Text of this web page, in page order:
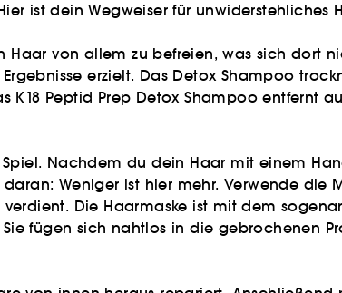
ist dein Wegweiser für unwiderstehliches
Haar von allem zu befreien, was sich dort
erzielt. Das Detox Shampoo
Peptid Prep Detox Shampoo entfernt
Nachdem du dein Haar mit einem
Weniger ist hier mehr. Verwende die
Die Haarmaske ist mit dem
fügen sich nahtlos in die gebrochenen